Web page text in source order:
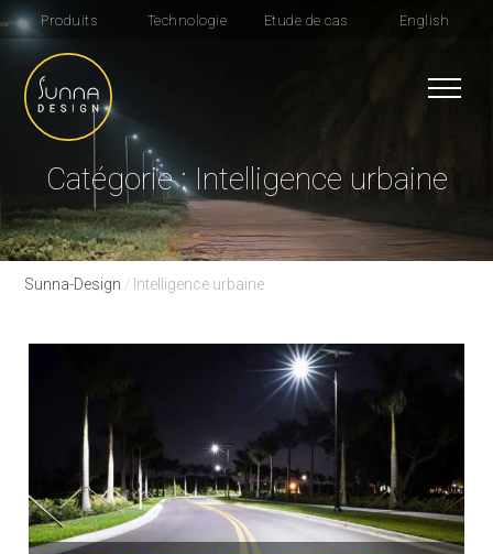
Produits Technologie Etude de cas English
Catégorie : Intelligence urbaine
Sunna-Design / Intelligence urbaine